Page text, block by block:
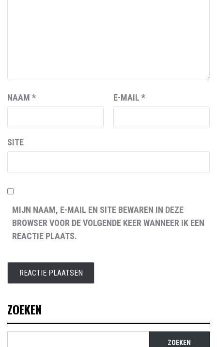
NAAM * E-MAIL *
SITE
MIJN NAAM, E-MAIL EN SITE BEWAREN IN DEZE
BROWSER VOOR DE VOLGENDE KEER WANNEER IK EEN
REACTIE PLAATS.
ZOEKEN
ZOEKEN